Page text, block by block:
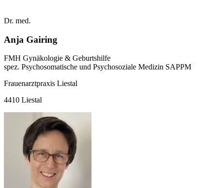
Dr. med.
Anja Gairing
FMH Gynäkologie & Geburtshilfe
spez. Psychosomatische und Psychosoziale Medizin SAPPM
Frauenarztpraxis Liestal
4410 Liestal